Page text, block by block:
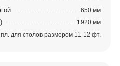
650 мм
1920 мм
для столов размером 11-12 фт.